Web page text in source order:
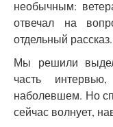
необычным:
отвечал на
отдельный рассказ.
Мы решили
часть
наболевшем. Но
сейчас волнует,